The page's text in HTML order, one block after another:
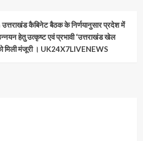
उत्तराखंड कैबिनेट बैठक के निर्णयानुसार प्रदेश में
हेतु उत्कृष्ट एवं प्रभावी ‘उत्तराखंड खेल
मिली मंजूरी । UK24X7LIVENEWS